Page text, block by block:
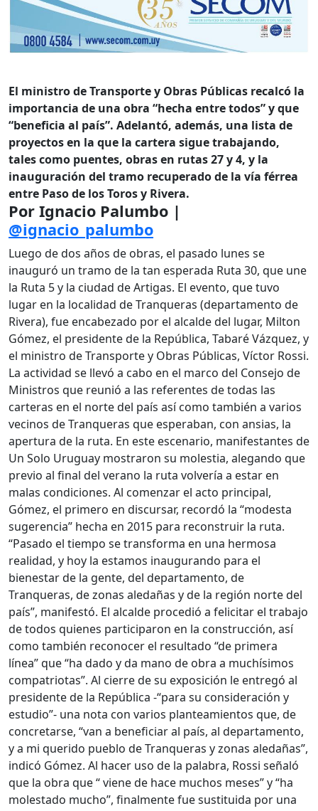
El ministro de Transporte y Obras Públicas recalcó la
importancia de una obra “hecha entre todos” y que
“beneficia al país”. Adelantó, además, una lista de
proyectos en la que la cartera sigue trabajando,
tales como puentes, obras en rutas 27 y 4, y la
inauguración del tramo recuperado de la vía férrea
entre Paso de los Toros y Rivera.
Por Ignacio Palumbo |
@ignacio_palumbo
Luego de dos años de obras, el pasado lunes se
inauguró un tramo de la tan esperada Ruta 30, que une
la Ruta 5 y la ciudad de Artigas. El evento, que tuvo
lugar en la localidad de Tranqueras (departamento de
Rivera), fue encabezado por el alcalde del lugar, Milton
Gómez, el presidente de la República, Tabaré Vázquez, y
el ministro de Transporte y Obras Públicas, Víctor Rossi.
La actividad se llevó a cabo en el marco del Consejo de
Ministros que reunió a las referentes de todas las
carteras en el norte del país así como también a varios
vecinos de Tranqueras que esperaban, con ansias, la
apertura de la ruta. En este escenario, manifestantes de
Un Solo Uruguay mostraron su molestia, alegando que
previo al final del verano la ruta volvería a estar en
malas condiciones. Al comenzar el acto principal,
Gómez, el primero en discursar, recordó la “modesta
sugerencia” hecha en 2015 para reconstruir la ruta.
“Pasado el tiempo se transforma en una hermosa
realidad, y hoy la estamos inaugurando para el
bienestar de la gente, del departamento, de
Tranqueras, de zonas aledañas y de la región norte del
país”, manifestó. El alcalde procedió a felicitar el trabajo
de todos quienes participaron en la construcción, así
como también reconocer el resultado “de primera
línea” que “ha dado y da mano de obra a muchísimos
compatriotas”. Al cierre de su exposición le entregó al
presidente de la República -“para su consideración y
estudio”- una nota con varios planteamientos que, de
concretarse, “van a beneficiar al país, al departamento,
y a mi querido pueblo de Tranqueras y zonas aledañas”,
indicó Gómez. Al hacer uso de la palabra, Rossi señaló
que la obra que “ viene de hace muchos meses” y “ha
molestado mucho”, finalmente fue sustituida por una